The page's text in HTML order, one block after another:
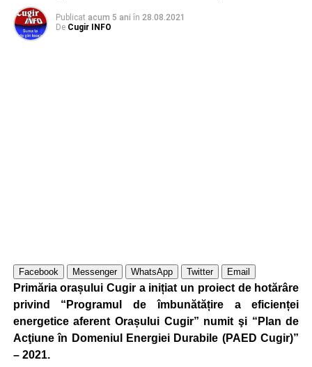
Publicat acum 5 ani în 28.08.2021
De Cugir INFO
Facebook Messenger WhatsApp Twitter Email
Primăria orașului Cugir a inițiat un proiect de hotărâre
privind “Programul de îmbunătățire a eficienței
energetice aferent Orașului Cugir” numit şi “Plan de
Acţiune în Domeniul Energiei Durabile (PAED Cugir)”
– 2021.